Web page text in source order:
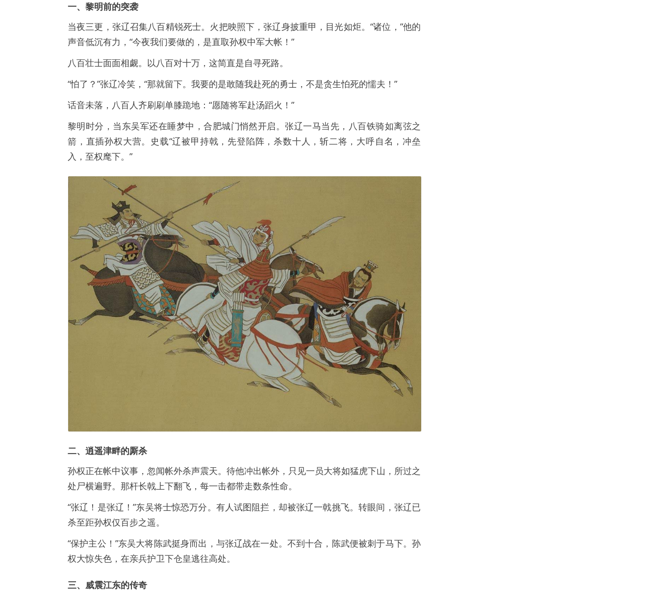
一、黎明前的突袭
当夜三更，张辽召集八百精锐死士。火把映照下，张辽身披重甲，目光如炬。“诸位，”他的
声音低沉有力，“今夜我们要做的，是直取孙权中军大帐！”
八百壮士面面相觑。以八百对十万，这简直是自寻死路。
“怕了？”张辽冷笑，“那就留下。我要的是敢随我赴死的勇士，不是贪生怕死的懦夫！”
话音未落，八百人齐刷刷单膝跪地：“愿随将军赴汤蹈火！”
黎明时分，当东吴军还在睡梦中，合肥城门悄然开启。张辽一马当先，八百铁骑如离弦之
箭，直插孙权大营。史载“辽被甲持戟，先登陷阵，杀数十人，斩二将，大呼自名，冲垒
入，至权麾下。”
二、逍遥津畔的厮杀
孙权正在帐中议事，忽闻帐外杀声震天。待他冲出帐外，只见一员大将如猛虎下山，所过之
处尸横遍野。那杆长戟上下翻飞，每一击都带走数条性命。
“张辽！是张辽！”东吴将士惊恐万分。有人试图阻拦，却被张辽一戟挑飞。转眼间，张辽已
杀至距孙权仅百步之遥。
“保护主公！”东吴大将陈武挺身而出，与张辽战在一处。不到十合，陈武便被刺于马下。孙
权大惊失色，在亲兵护卫下仓皇逃往高处。
三、威震江东的传奇